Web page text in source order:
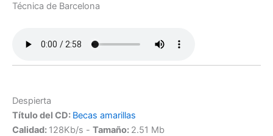
Técnica de Barcelona
Despierta
Título del CD: Becas amarillas
Calidad: 128Kb/s - Tamaño: 2.51 Mb